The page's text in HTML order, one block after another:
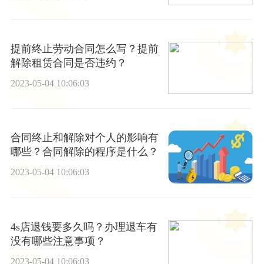
提前终止劳动合同怎么写？提前
解除租赁合同是否违约？
2023-05-04 10:06:03
合同终止和解除对个人的影响有
哪些？合同解除的程序是什么？
2023-05-04 10:06:03
4s店退钱要多久吗？办理退车有
没有哪些注意事项？
2023-05-04 10:06:03